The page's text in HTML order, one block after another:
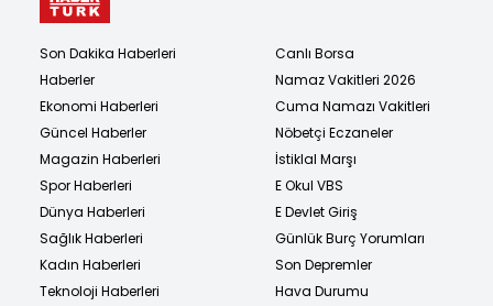
Son Dakika Haberleri
Haberler
Ekonomi Haberleri
Güncel Haberler
Magazin Haberleri
Spor Haberleri
Dünya Haberleri
Sağlık Haberleri
Kadın Haberleri
Teknoloji Haberleri
Canlı Borsa
Namaz Vakitleri 2026
Cuma Namazı Vakitleri
Nöbetçi Eczaneler
İstiklal Marşı
E Okul VBS
E Devlet Giriş
Günlük Burç Yorumları
Son Depremler
Hava Durumu